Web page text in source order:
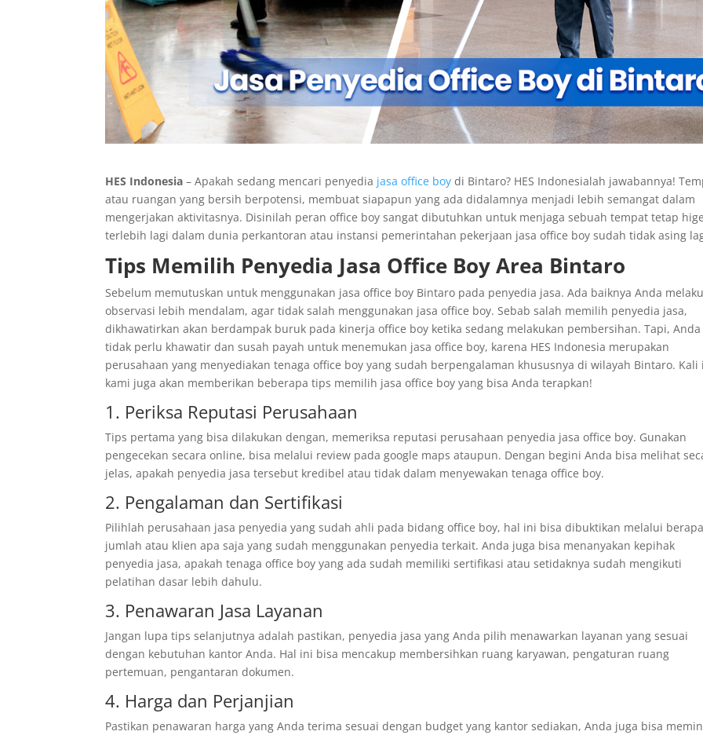
HES Indonesia – Apakah sedang mencari penyedia jasa office boy di Bintaro? HES Indonesialah jawabannya!
atau ruangan yang bersih berpotensi, membuat siapapun yang ada didalamnya menjadi lebih semangat dalam
mengerjakan aktivitasnya. Disinilah peran office boy sangat dibutuhkan untuk menjaga sebuah tempat tetap
terlebih lagi dalam dunia perkantoran atau instansi pemerintahan pekerjaan jasa office boy sudah tidak asing
Tips Memilih Penyedia Jasa Office Boy Area Bintaro
Sebelum memutuskan untuk menggunakan jasa office boy Bintaro pada penyedia jasa. Ada baiknya Anda
observasi lebih mendalam, agar tidak salah menggunakan jasa office boy. Sebab salah memilih penyedia jasa,
dikhawatirkan akan berdampak buruk pada kinerja office boy ketika sedang melakukan pembersihan. Tapi, Anda
tidak perlu khawatir dan susah payah untuk menemukan jasa office boy, karena HES Indonesia merupakan
perusahaan yang menyediakan tenaga office boy yang sudah berpengalaman khususnya di wilayah Bintaro. Kali
kami juga akan memberikan beberapa tips memilih jasa office boy yang bisa Anda terapkan!
1. Periksa Reputasi Perusahaan
Tips pertama yang bisa dilakukan dengan, memeriksa reputasi perusahaan penyedia jasa office boy. Gunakan
pengecekan secara online, bisa melalui review pada google maps ataupun. Dengan begini Anda bisa melihat
jelas, apakah penyedia jasa tersebut kredibel atau tidak dalam menyewakan tenaga office boy.
2. Pengalaman dan Sertifikasi
Pilihlah perusahaan jasa penyedia yang sudah ahli pada bidang office boy, hal ini bisa dibuktikan melalui berapa
jumlah atau klien apa saja yang sudah menggunakan penyedia terkait. Anda juga bisa menanyakan kepihak
penyedia jasa, apakah tenaga office boy yang ada sudah memiliki sertifikasi atau setidaknya sudah mengikuti
pelatihan dasar lebih dahulu.
3. Penawaran Jasa Layanan
Jangan lupa tips selanjutnya adalah pastikan, penyedia jasa yang Anda pilih menawarkan layanan yang sesuai
dengan kebutuhan kantor Anda. Hal ini bisa mencakup membersihkan ruang karyawan, pengaturan ruang
pertemuan, pengantaran dokumen.
4. Harga dan Perjanjian
Pastikan penawaran harga yang Anda terima sesuai dengan budget yang kantor sediakan, Anda juga bisa